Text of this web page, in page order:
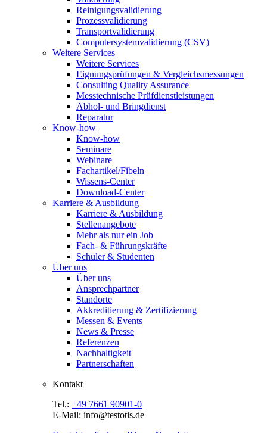
Reinigungsvalidierung
Prozessvalidierung
Transportvalidierung
Computersystemvalidierung (CSV)
Weitere Services
Weitere Services
Eignungsprüfungen & Vergleichsmessungen
Consulting Quality Assurance
Messtechnische Prüfdienstleistungen
Abhol- und Bringdienst
Reparatur
Know-how
Know-how
Seminare
Webinare
Fachartikel/Fibeln
Wissens-Center
Download-Center
Karriere & Ausbildung
Karriere & Ausbildung
Stellenangebote
Mehr als nur ein Job
Fach- & Führungskräfte
Schüler & Studenten
Über uns
Über uns
Ansprechpartner
Standorte
Akkreditierung & Zertifizierung
Messen & Events
News & Presse
Referenzen
Nachhaltigkeit
Partnerschaften
Kontakt
Tel.: +49 7661 90901-0
E-Mail: info@testotis.de